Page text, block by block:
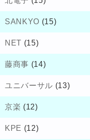
SANKYO (15)
NET (15)
藤商事 (14)
ユニバーサル (13)
京楽 (12)
KPE (12)